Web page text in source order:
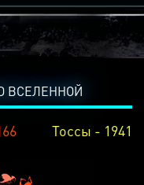
ВСЕЛЕННОЙ
Тоссы - 1941